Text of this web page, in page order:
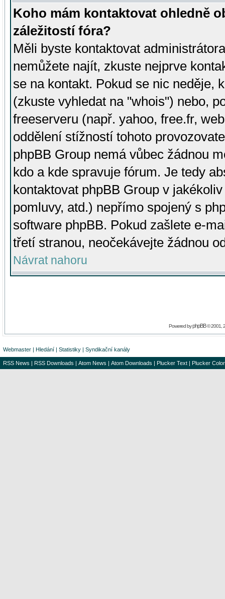
Koho mám kontaktovat ohledně
záležitostí fóra?
Měli byste kontaktovat
nemůžete najít, zkuste nejprve
se na kontakt. Pokud se nic neděje,
(zkuste vyhledat na "whois") nebo,
freeserveru (např. yahoo, free.fr,
oddělení stížností tohoto
phpBB Group nemá vůbec žádnou
kdo a kde spravuje fórum. Je tedy
kontaktovat phpBB Group v
pomluvy, atd.) nepřímo spojený s
software phpBB. Pokud zašlete e-
třetí stranou, neočekávejte žádnou
Návrat nahoru
Powered byphpBB© 2001,
Webmaster | Hledání | Statistiky | Syndikační kanály
RSS News | RSS Downloads | Atom News | Atom Downloads | Plucker Text | Plucker Color